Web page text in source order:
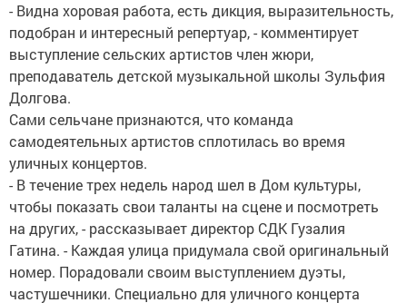
- Видна хоровая работа, есть дикция, выразительность,
подобран и интересный репертуар, - комментирует
выступление сельских артистов член жюри,
преподаватель детской музыкальной школы Зульфия
Долгова.
Сами сельчане признаются, что команда
самодеятельных артистов сплотилась во время
уличных концертов.
- В течение трех недель народ шел в Дом культуры,
чтобы показать свои таланты на сцене и посмотреть
на других, - рассказывает директор СДК Гузалия
Гатина. - Каждая улица придумала свой оригинальный
номер. Порадовали своим выступлением дуэты,
частушечники. Специально для уличного концерта